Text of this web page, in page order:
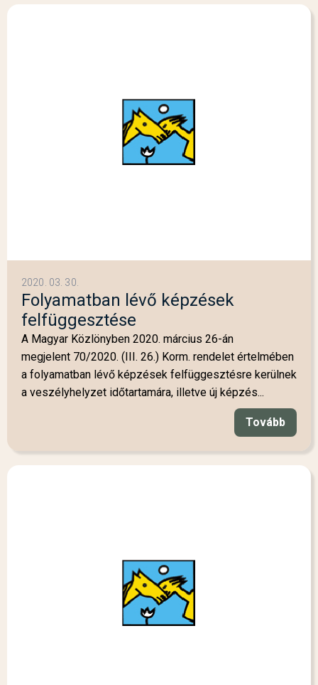
2020. 03. 30.
Folyamatban lévő képzések
felfüggesztése
A Magyar Közlönyben 2020. március 26-án
megjelent 70/2020. (III. 26.) Korm. rendelet értelmében
a folyamatban lévő képzések felfüggesztésre kerülnek
a veszélyhelyzet időtartamára, illetve új képzés...
Tovább